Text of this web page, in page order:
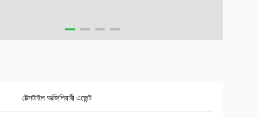
টেক্সটাইল অক্জিলিয়ারী এজেন্ট